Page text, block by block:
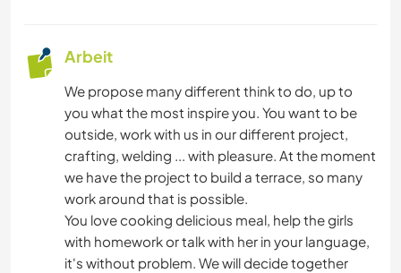
Arbeit
We propose many different think to do, up to
you what the most inspire you. You want to be
outside, work with us in our different project,
crafting, welding ... with pleasure. At the moment
we have the project to build a terrace, so many
work around that is possible.
You love cooking delicious meal, help the girls
with homework or talk with her in your language,
it's without problem. We will decide together